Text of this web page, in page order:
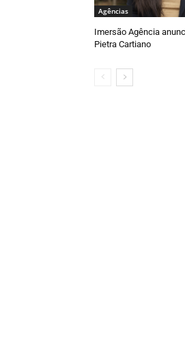
Agências
Imersão Agência
Pietra Cartiano